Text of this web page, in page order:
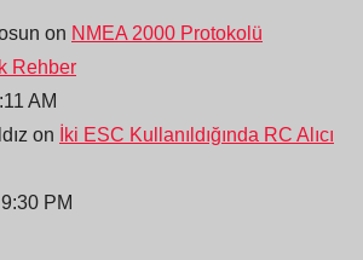
on NMEA 2000 Protokolü
Rehber
AM
on
İki ESC Kullanıldığında RC Alıcı
PM